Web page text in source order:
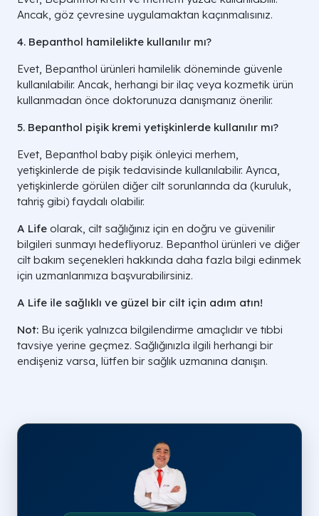
Ancak, göz çevresine uygulamaktan kaçınmalısınız.
4. Bepanthol hamilelikte kullanılır mı?
Evet, Bepanthol ürünleri hamilelik döneminde güvenle
kullanılabilir. Ancak, herhangi bir ilaç veya kozmetik ürün
kullanmadan önce doktorunuza danışmanız önerilir.
5. Bepanthol pişik kremi yetişkinlerde kullanılır mı?
Evet, Bepanthol baby pişik önleyici merhem,
yetişkinlerde de pişik tedavisinde kullanılabilir. Ayrıca,
yetişkinlerde görülen diğer cilt sorunlarında da (kuruluk,
tahriş gibi) faydalı olabilir.
A Life olarak, cilt sağlığınız için en doğru ve güvenilir
bilgileri sunmayı hedefliyoruz. Bepanthol ürünleri ve diğer
cilt bakım seçenekleri hakkında daha fazla bilgi edinmek
için uzmanlarımıza başvurabilirsiniz.
A Life ile sağlıklı ve güzel bir cilt için adım atın!
Not: Bu içerik yalnızca bilgilendirme amaçlıdır ve tıbbi
tavsiye yerine geçmez. Sağlığınızla ilgili herhangi bir
endişeniz varsa, lütfen bir sağlık uzmanına danışın.